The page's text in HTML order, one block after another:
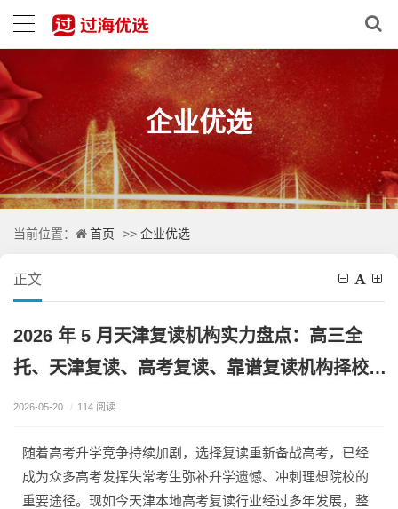
企业优选
当前位置： 首页 >> 企业优选
正文
2026 年 5 月天津复读机构实力盘点：高三全
托、天津复读、高考复读、靠谱复读机构择校
口碑排行
2026-05-20 / 114 阅读
随着高考升学竞争持续加剧，选择复读重新备战高考，已经
成为众多高考发挥失常考生弥补升学遗憾、冲刺理想院校的
重要途径。现如今天津本地高考复读行业经过多年发展，整